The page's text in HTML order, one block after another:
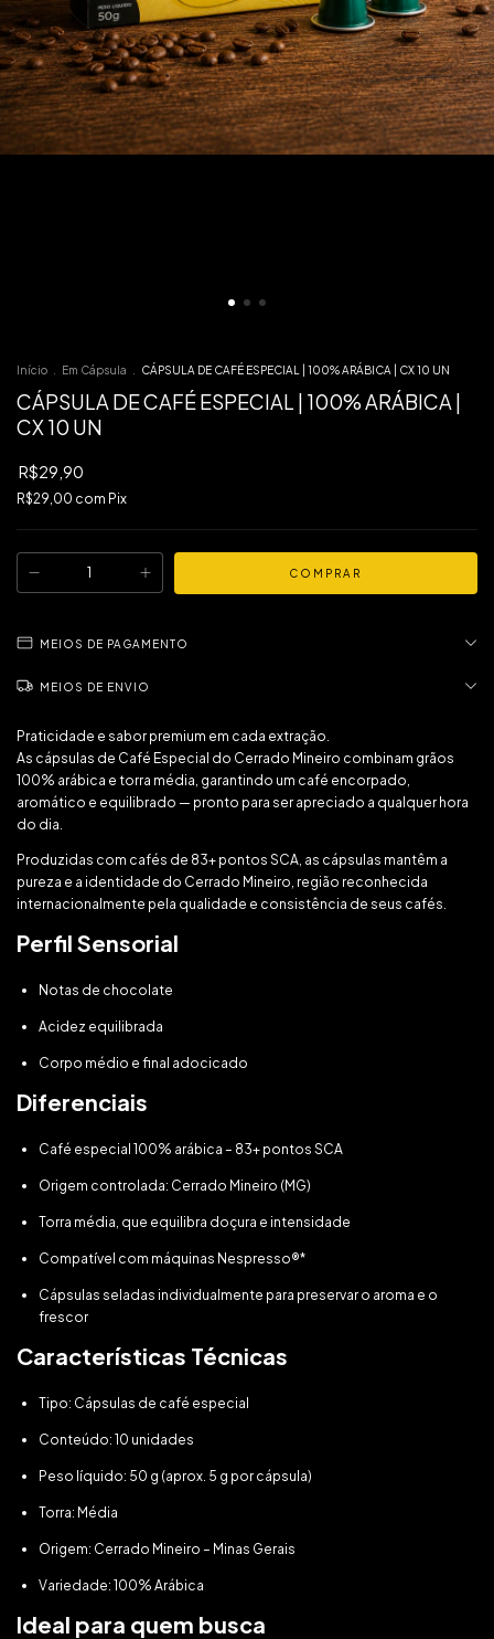
Início Em Cápsula CÁPSULA DE CAFÉ ESPECIAL | 100% ARÁBICA | CX 10 UN
CÁPSULA DE CAFÉ ESPECIAL | 100% ARÁBICA |
CX 10 UN
R$29,90
R$29,00 com Pix
MEIOS DE PAGAMENTO
MEIOS DE ENVIO
Praticidade e sabor premium em cada extração.
As cápsulas de Café Especial do Cerrado Mineiro combinam grãos
100% arábica e torra média, garantindo um café encorpado,
aromático e equilibrado — pronto para ser apreciado a qualquer hora
do dia.
Produzidas com cafés de 83+ pontos SCA, as cápsulas mantêm a
pureza e a identidade do Cerrado Mineiro, região reconhecida
internacionalmente pela qualidade e consistência de seus cafés.
Perfil Sensorial
Notas de chocolate
Acidez equilibrada
Corpo médio e final adocicado
Diferenciais
Café especial 100% arábica – 83+ pontos SCA
Origem controlada: Cerrado Mineiro (MG)
Torra média, que equilibra doçura e intensidade
Compatível com máquinas Nespresso®*
Cápsulas seladas individualmente para preservar o aroma e o
frescor
Características Técnicas
Tipo: Cápsulas de café especial
Conteúdo: 10 unidades
Peso líquido: 50 g (aprox. 5 g por cápsula)
Torra: Média
Origem: Cerrado Mineiro – Minas Gerais
Variedade: 100% Arábica
Ideal para quem busca